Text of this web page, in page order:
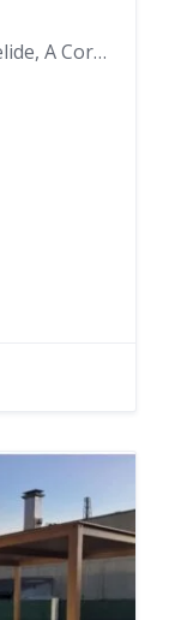
Rúa San Antonio 23, 15800 Melide, A Coruña, España